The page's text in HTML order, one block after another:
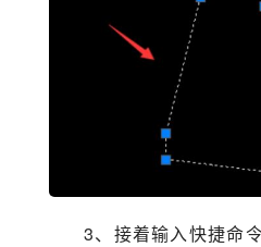
3、接着输入快捷命